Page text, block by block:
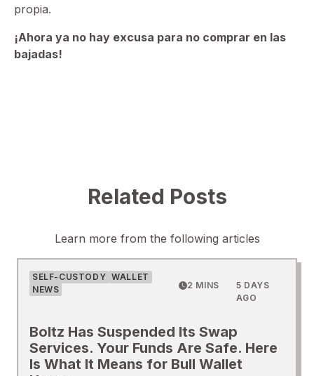
propia.
¡Ahora ya no hay excusa para no comprar en las
bajadas!
Related Posts
Learn more from the following articles
SELF-CUSTODY WALLET
NEWS
2 MINS
5 DAYS
AGO
Boltz Has Suspended Its Swap
Services. Your Funds Are Safe. Here
Is What It Means for Bull Wallet